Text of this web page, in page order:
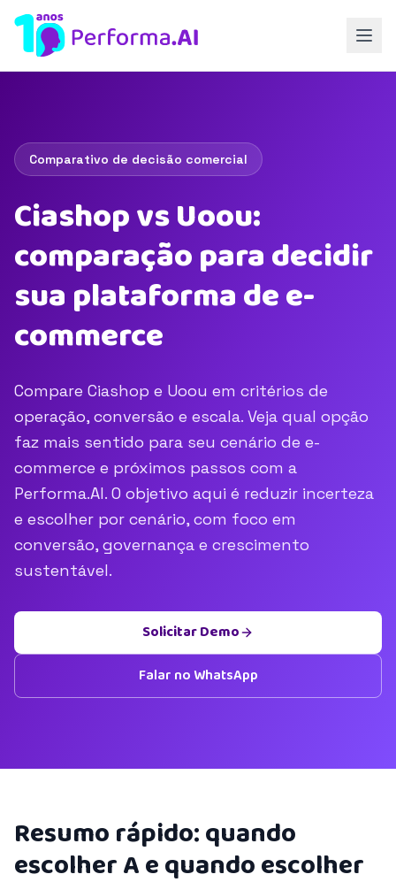
Comparativo de decisão comercial
Ciashop vs Uoou:
comparação para decidir
sua plataforma de e-
commerce
Compare Ciashop e Uoou em critérios de
operação, conversão e escala. Veja qual opção
faz mais sentido para seu cenário de e-
commerce e próximos passos com a
Performa.AI. O objetivo aqui é reduzir incerteza
e escolher por cenário, com foco em
conversão, governança e crescimento
sustentável.
Solicitar Demo
Falar no WhatsApp
Resumo rápido: quando
escolher A e quando escolher